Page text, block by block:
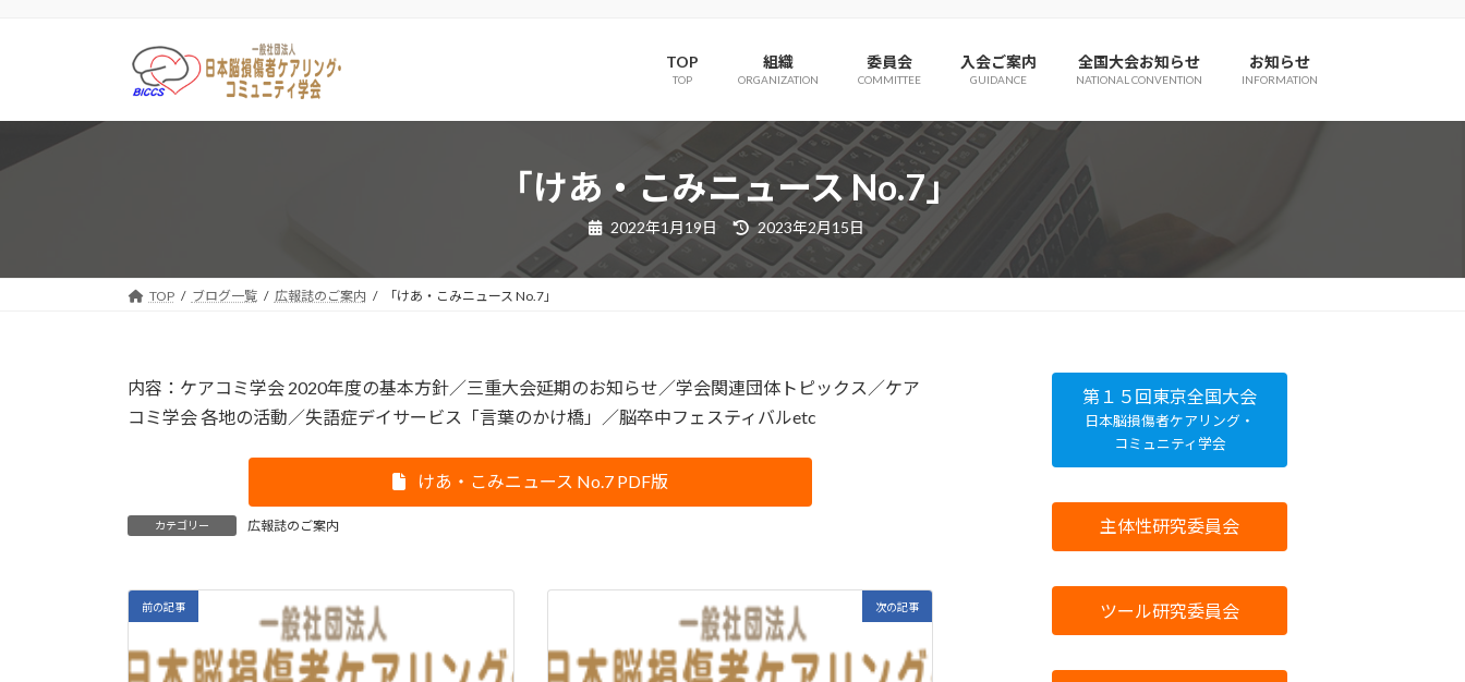
ツ
ス
シ
ン
TOP
TOP
組織
ORGANIZATION
委員会
COMMITTEE
入会ご案内
GUIDANCE
全国大会お知らせ
NATIONAL CONVENTION
お知らせ
INFORMATION
「けあ・こみニュース No.7」
2022年1月19日
最
更
新
2023年2月15日
TOP ブログ一覧 広報誌のご案内 「けあ・こみニュース No.7」
内容：ケアコミ学会 2020年度の基本方針／三重大会延期のお知らせ／学会関連団体トピックス／ケア
コミ学会 各地の活動／失語症デイサービス「言葉のかけ橋」／脳卒中フェスティバルetc
けあ・こみニュース No.7 PDF版
カテゴリー 広報誌のご案内
前の記事 次の記事
第１５回東京全国大会
日本脳損傷者ケアリング・
コミュニティ学会
主体性研究委員会
ツール研究委員会